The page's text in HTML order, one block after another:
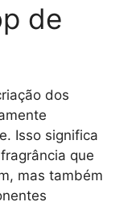
de
dos
Isso significa
que
mas também